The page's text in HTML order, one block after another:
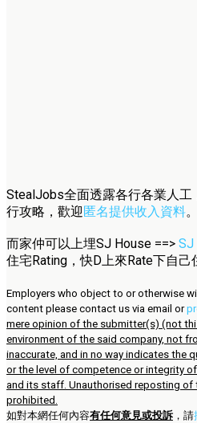
StealJobs全面透露各行各業人工
行攻略，歡迎匿名提供收入資料。
而家仲可以上埋SJ House ==> SJ
住宅Rating，快D上來Rate下自己
Employers who object to or otherwise
content please contact us via email or
mere opinion of the submitter(s) (not
environment of the said company, not
inaccurate, and in no way indicates the
or the level of competence or integrity
and its staff. Unauthorised reposting of
prohibited.
如對本網任何內容有任何意見或投訴 ，請